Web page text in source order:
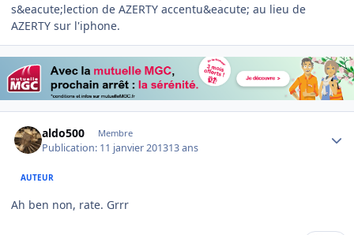
s&eacute;lection de AZERTY accentu&eacute; au lieu de
AZERTY sur l'iphone.
aldo500 Membre
Publication: 11 janvier 201313 ans
AUTEUR
Ah ben non, rate. Grrr